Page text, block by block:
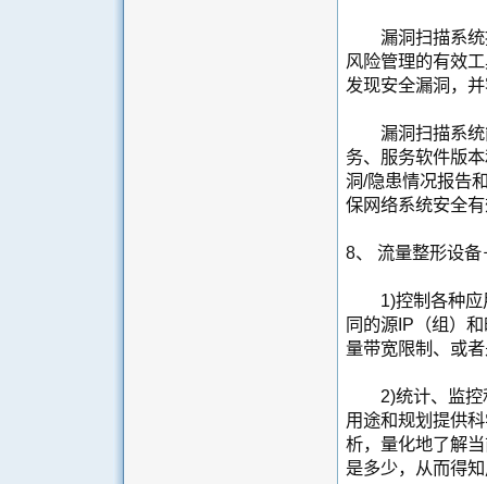
漏洞扫描系统
风险管理的有效
发现安全漏洞，
漏洞扫描系统
务、服务软件版
洞/隐患情况报告
保网络系统安全
8、 流量整形设
1)控制各种应用
同的源IP（组）
量带宽限制、或
2)统计、监控和
用途和规划提供
析，量化地了解
是多少，从而得